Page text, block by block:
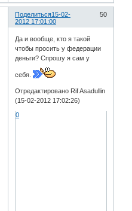
Поделиться 50
15-02-
2012 17:01:00
Да и вообще, кто я такой
чтобы просить у федерации
деньги? Спрошу я сам у
себя.
Отредактировано Rif Asadullin
(15-02-2012 17:02:26)
0